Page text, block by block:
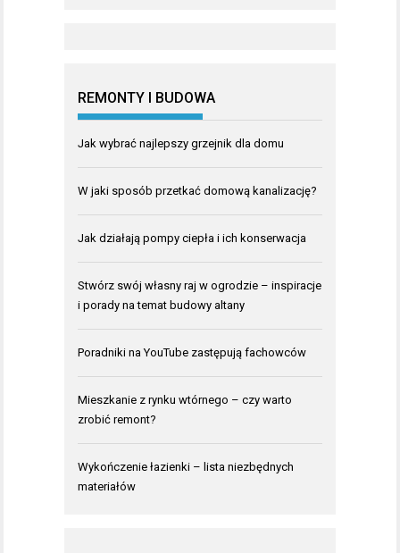
REMONTY I BUDOWA
Jak wybrać najlepszy grzejnik dla domu
W jaki sposób przetkać domową kanalizację?
Jak działają pompy ciepła i ich konserwacja
Stwórz swój własny raj w ogrodzie – inspiracje
i porady na temat budowy altany
Poradniki na YouTube zastępują fachowców
Mieszkanie z rynku wtórnego – czy warto
zrobić remont?
Wykończenie łazienki – lista niezbędnych
materiałów